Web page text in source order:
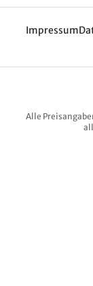
Impressum
Alle